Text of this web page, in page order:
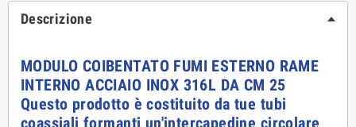
Descrizione
MODULO COIBENTATO FUMI ESTERNO RAME
INTERNO ACCIAIO INOX 316L DA CM 25
Questo prodotto è costituito da tue tubi